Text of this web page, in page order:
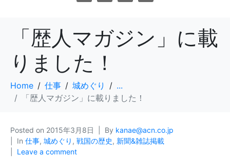
「歴人マガジン」に載
りました！
Home 仕事 城めぐり
...
「歴人マガジン」に載りました！
Posted on 2015年3月8日 By kanae@acn.co.jp
In 仕事, 城めぐり , 戦国の歴史, 新聞&雑誌掲載
Leave a comment